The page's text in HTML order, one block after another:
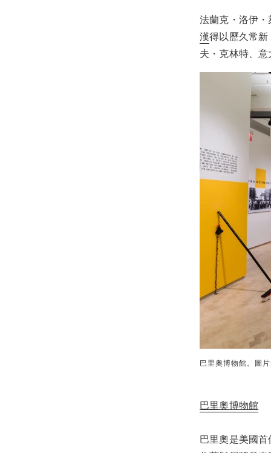
法蘭克・洛伊
漢得以歷久常
夫・克林特、
巴里奧博物館。圖
巴里奧博物館
巴里奧是美國